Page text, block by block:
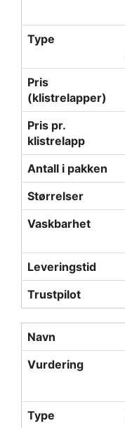
Type
Pris
(klistrelapper)
Pris pr.
klistrelapp
Antall i pakken
Størrelser
Vaskbarhet
Leveringstid
Trustpilot
Navn
Vurdering
Type